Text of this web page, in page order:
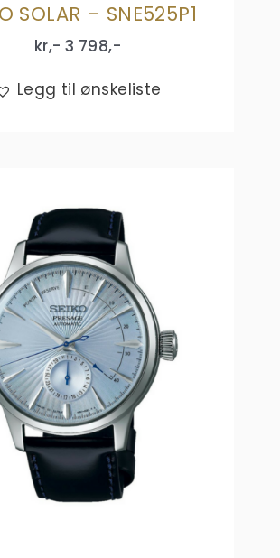
SOLAR – SNE525P1
kr,- 3 798,-
Legg til ønskeliste